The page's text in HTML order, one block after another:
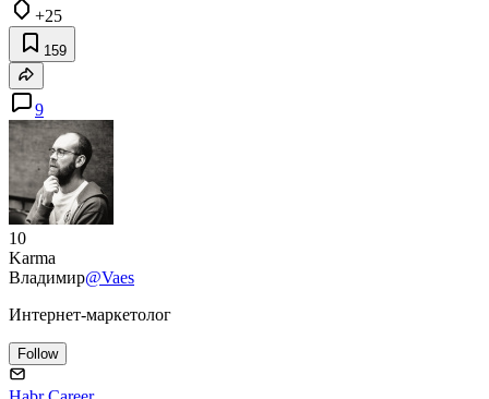
+25
159
9
10
Karma
Владимир@Vaes
Интернет-маркетолог
Follow